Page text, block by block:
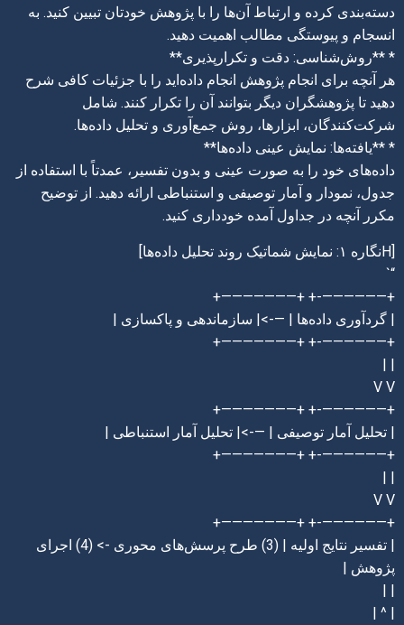
دسته‌بندی کرده و ارتباط آن‌ها را با پژوهش خودتان تبیین کنید. به
انسجام و پیوستگی مطالب اهمیت دهید.
* **روش‌شناسی: دقت و تکرارپذیری**
هر آنچه برای انجام پژوهش انجام داده‌اید را با جزئیات کافی شرح
دهید تا پژوهشگران دیگر بتوانند آن را تکرار کنند. شامل
شرکت‌کنندگان، ابزارها، روش جمع‌آوری و تحلیل داده‌ها.
* **یافته‌ها: نمایش عینی داده‌ها**
داده‌های خود را به صورت عینی و بدون تفسیر، عمدتاً با استفاده از
جدول، نمودار و آمار توصیفی و استنباطی ارائه دهید. از توضیح
مکرر آنچه در جداول آمده خودداری کنید.
[Hنگاره ۱: نمایش شماتیک روند تحلیل داده‌ها]
“`
+——————-+ +———————+
| گردآوری داده‌ها | —->| سازماندهی و پاکسازی |
+——————-+ +———————+
| |
V V
+——————-+ +———————+
| تحلیل آمار توصیفی | —->| تحلیل آمار استنباطی |
+——————-+ +———————+
| |
V V
+——————-+ +———————+
| تفسیر نتایج اولیه | (3) طرح پرسش‌های محوری -> (4) اجرای
پژوهش |
| |
| ^ |